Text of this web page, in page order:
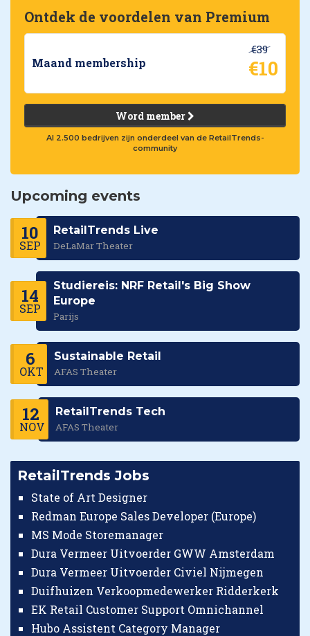
Ontdek de voordelen van Premium
Maand membership
€39
€10
Word member
Al 2.500 bedrijven zijn onderdeel van de RetailTrends-
community
Upcoming events
10
SEP
RetailTrends Live
DeLaMar Theater
14
SEP
Studiereis: NRF Retail's Big Show
Europe
Parijs
6
OKT
Sustainable Retail
AFAS Theater
12
NOV
RetailTrends Tech
AFAS Theater
RetailTrends Jobs
State of Art Designer
Redman Europe Sales Developer (Europe)
MS Mode Storemanager
Dura Vermeer Uitvoerder GWW Amsterdam
Dura Vermeer Uitvoerder Civiel Nijmegen
Duifhuizen Verkoopmedewerker Ridderkerk
EK Retail Customer Support Omnichannel
Hubo Assistent Category Manager